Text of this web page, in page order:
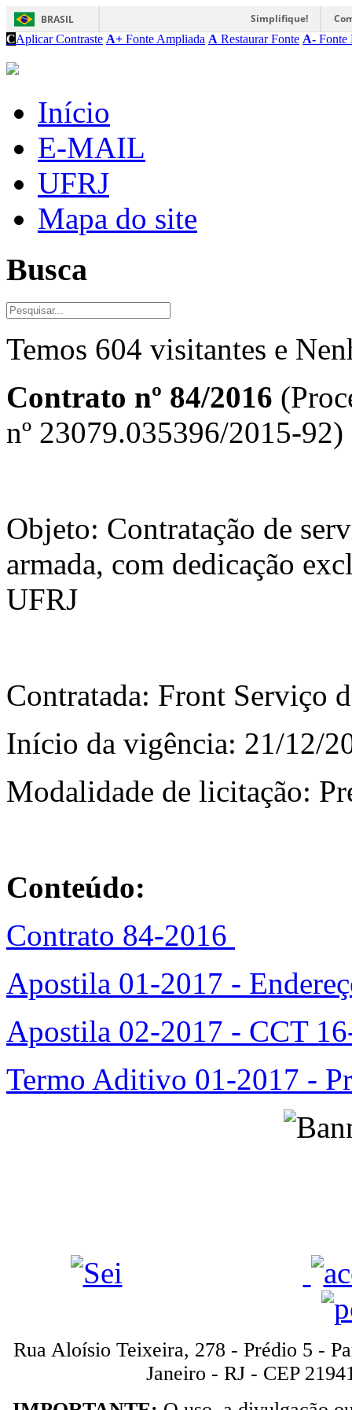
BRASIL Simplifique!
CAplicar Contraste A+ Fonte Ampliada A Restaurar Fonte A- Fonte
Início
E-MAIL
UFRJ
Mapa do site
Busca
Temos 604 visitantes e
Contrato nº 84/2016
nº 23079.035396/2015-92)
Objeto: Contratação de
armada, com dedicação
UFRJ
Contratada: Front Serviço
Início da vigência: 21/12/
Modalidade de licitação:
Conteúdo:
Contrato 84-2016
Apostila 01-2017 -
Apostila 02-2017 - CCT
Termo Aditivo 01-2017 -
Rua Aloísio Teixeira, 278 - Prédio 5 -
Janeiro - RJ - CEP